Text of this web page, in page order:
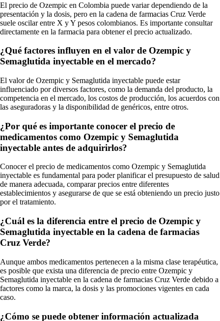
El precio de Ozempic en Colombia puede variar dependiendo de la
presentación y la dosis, pero en la cadena de farmacias Cruz Verde
suele oscilar entre X y Y pesos colombianos. Es importante consultar
directamente en la farmacia para obtener el precio actualizado.
¿Qué factores influyen en el valor de Ozempic y
Semaglutida inyectable en el mercado?
El valor de Ozempic y Semaglutida inyectable puede estar
influenciado por diversos factores, como la demanda del producto, la
competencia en el mercado, los costos de producción, los acuerdos con
las aseguradoras y la disponibilidad de genéricos, entre otros.
¿Por qué es importante conocer el precio de
medicamentos como Ozempic y Semaglutida
inyectable antes de adquirirlos?
Conocer el precio de medicamentos como Ozempic y Semaglutida
inyectable es fundamental para poder planificar el presupuesto de salud
de manera adecuada, comparar precios entre diferentes
establecimientos y asegurarse de que se está obteniendo un precio justo
por el tratamiento.
¿Cuál es la diferencia entre el precio de Ozempic y
Semaglutida inyectable en la cadena de farmacias
Cruz Verde?
Aunque ambos medicamentos pertenecen a la misma clase terapéutica,
es posible que exista una diferencia de precio entre Ozempic y
Semaglutida inyectable en la cadena de farmacias Cruz Verde debido a
factores como la marca, la dosis y las promociones vigentes en cada
caso.
¿Cómo se puede obtener información actualizada